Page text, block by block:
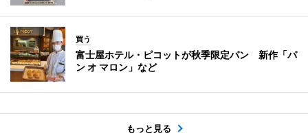
買う
富士屋ホテル・ピコットが秋季限定パン 新作「パ
ン オ マロン」など
もっと見る